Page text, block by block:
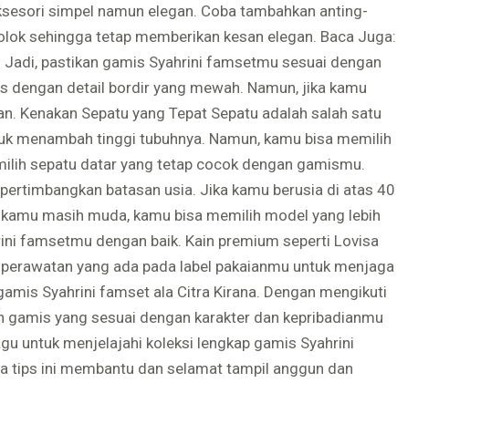
simpel namun elegan. Coba tambahkan anting-
sehingga tetap memberikan kesan elegan. Baca Juga:
pastikan gamis Syahrini famsetmu sesuai dengan
detail bordir yang mewah. Namun, jika kamu
Kenakan Sepatu yang Tepat Sepatu adalah salah satu
menambah tinggi tubuhnya. Namun, kamu bisa memilih
sepatu datar yang tetap cocok dengan gamismu.
batasan usia. Jika kamu berusia di atas 40
masih muda, kamu bisa memilih model yang lebih
famsetmu dengan baik. Kain premium seperti Lovisa
yang ada pada label pakaianmu untuk menjaga
Syahrini famset ala Citra Kirana. Dengan mengikuti
yang sesuai dengan karakter dan kepribadianmu
untuk menjelajahi koleksi lengkap gamis Syahrini
tips ini membantu dan selamat tampil anggun dan